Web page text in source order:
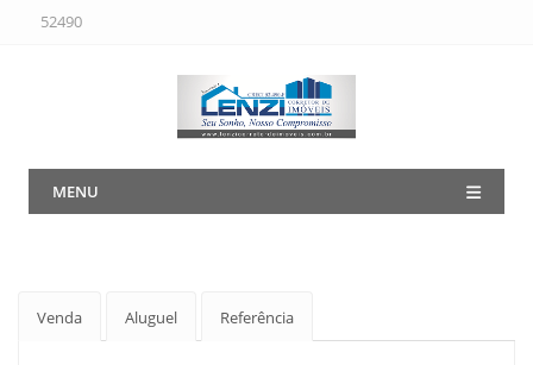
52490
MENU
Venda Aluguel Referência